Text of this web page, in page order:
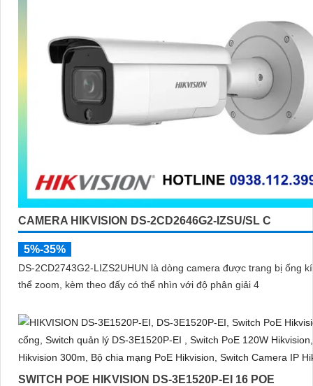
CAMERA HIKVISION DS-2CD2646G2-IZSU/SL C
5%-35%
DS-2CD2743G2-LIZS2UHUN là dòng camera được trang bị ống
thể zoom, kèm theo đấy có thể nhìn với độ phân giải 4
SWITCH POE HIKVISION DS-3E1520P-EI 16 POE